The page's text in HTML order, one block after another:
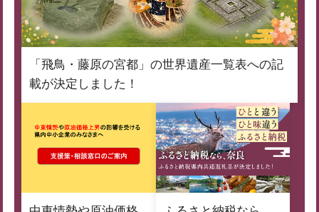
「飛鳥・藤原の宮都」の世界遺産一覧表への記
載が決定しました！